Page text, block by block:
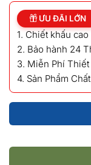
ƯU ĐÃI LỚN
1. Chiết khấu
2. Bảo hành 24
3. Miễn Phí
4. Sản Phẩm